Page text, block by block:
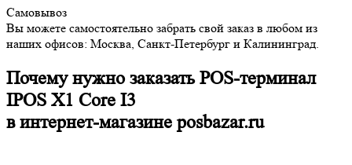
Самовывоз
Вы можете самостоятельно забрать свой заказ в любом из
наших офисов: Москва, Санкт-Петербург и Калининград.
Почему нужно заказать POS-терминал
IPOS X1 Core I3
в интернет-магазине posbazar.ru